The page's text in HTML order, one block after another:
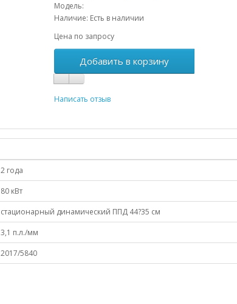
Модель:
Наличие: Есть в наличии
Цена по запросу
Добавить в корзину
Написать отзыв
2 года
80 кВт
стационарный динамический ППД 44?35 см
3,1 п.л./мм
2017/5840